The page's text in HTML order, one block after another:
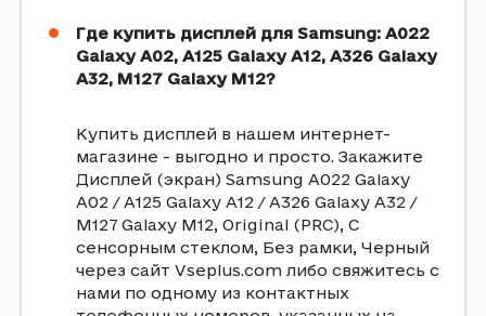
Где купить дисплей для Samsung: A022
Galaxy A02, A125 Galaxy A12, A326 Galaxy
A32, M127 Galaxy M12?
Купить дисплей в нашем интернет-
магазине - выгодно и просто. Закажите
Дисплей (экран) Samsung A022 Galaxy
A02 / A125 Galaxy A12 / A326 Galaxy A32 /
M127 Galaxy M12, Original (PRC), С
сенсорным стеклом, Без рамки, Черный
через сайт Vseplus.com либо свяжитесь с
нами по одному из контактных